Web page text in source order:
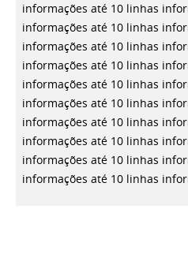
informações até 10 linhas
informações até 10 linhas
informações até 10 linhas
informações até 10 linhas
informações até 10 linhas
informações até 10 linhas
informações até 10 linhas
informações até 10 linhas
informações até 10 linhas
informações até 10 linhas